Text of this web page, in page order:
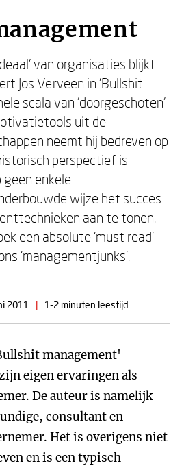
van organisaties blijkt
Jos Verveen in 'Bullshit
scala van 'doorgeschoten'
uit de
neemt hij bedreven op
perspectief is
enkele
wijze het succes
aan te tonen.
een absolute 'must read'
'managementjunks'.
2011 | 1-2 minuten leestijd
management'
eigen ervaringen als
De auteur is namelijk
consultant en
Het is overigens niet
en is een typisch